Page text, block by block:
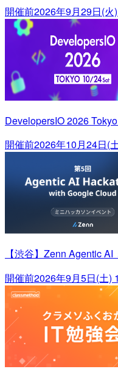
開催前2026年9月29日(火
DevelopersIO 2026
開催前2026年10月24日(
【渋谷】Zenn Agentic
開催前2026年9月5日(土)